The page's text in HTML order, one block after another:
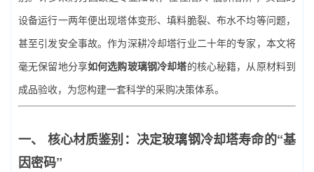
设备运行一两年便出现塔体变形、填料脆裂、布水不均等问题，
甚至引发安全事故。作为深耕冷却塔行业二十年的专家，本文将
毫无保留地分享如何选购玻璃钢冷却塔的核心秘籍，从原材料到
成品验收，为您构建一套科学的采购决策体系。
一、 核心材质鉴别：决定玻璃钢冷却塔寿命的“基
因密码”